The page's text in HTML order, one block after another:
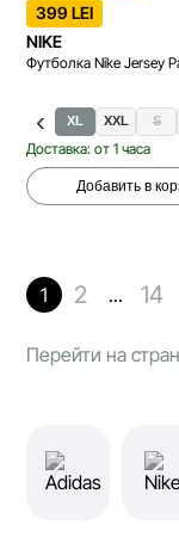
399 LEI
NIKE
Футболка Nike Jersey
XL XXL S
Доставка: от 1 часа
Добавить в
1 2 ... 14
Перейти на